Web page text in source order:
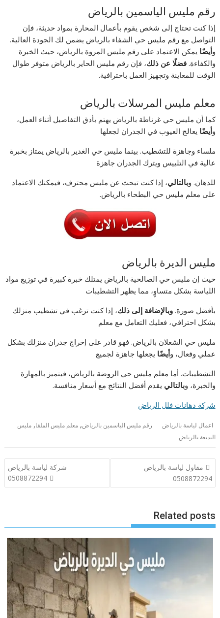
رقم مليس الياسمين بالرياض
إذا كنت تحتاج إلى شخص يقوم بأعمال المحارة بمواد حديثة، فإن
التواصل مع رقم مليس حي الشفاء بالرياض يضمن لك الجودة العالية.
وأيضًا يمكن الاعتماد على رقم مليس المروة بالرياض، حيث الخبرة
والكفاءة.فضلًا عن ذلك، فإن رقم مليس الحاير بالرياض متوفر طوال
الوقت للمعاينة وتجهيز العمل باحترافية.
معلم مليس المرسلات بالرياض
كما أن مليس حي غرناطة بالرياض يهتم بأدق التفاصيل أثناء العمل،
وأيضًا يعالج العيوب في الجدران لجعلها
ملساء وجاهزة للتشطيب. بينما مليس حي الغدير بالرياض يمتاز بخبرة
عالية في التلييس ويترك الجدران جاهزة
للدهان. وبالتالي، إذا كنت تبحث عن مليس محترف، فيمكنك الاعتماد
على معلم مليس حي البطحاء بالرياض.
مليس الديرة بالرياض
حيث إن مليس حي الصالحية بالرياض يمتلك خبرة كبيرة في توزيع مواد
اللياسة بشكل متساوٍ، مما يظهر التشطيبات
بأفضل صورة.وبالإضافة إلى ذلك، إذا كنت ترغب في تشطيب منزلك
بشكل احترافي، فعليك التعامل مع معلم
مليس حي الشعلان بالرياض. فهو قادر على إخراج جدران منزلك بشكل
عملي وفعال، وأيضًا يجعلها جاهزة لجميع
التشطيبات. أما معلم مليس حي الروضة بالرياض، فيتميز بالمهارة
والخبرة، وبالتالي يقدم أفضل النتائج مع أسعار منافسة.
شركة دهانات فلل الرياض
اعمال لياسة بالرياض رقم مليس الياسمين بالرياض,معلم مليس الملقا,مليس
البديعة بالرياض
تصفّح
المقالات
مقاول لياسة بالرياض
0508872294
شركة لياسة بالرياض
0508872294
Related posts